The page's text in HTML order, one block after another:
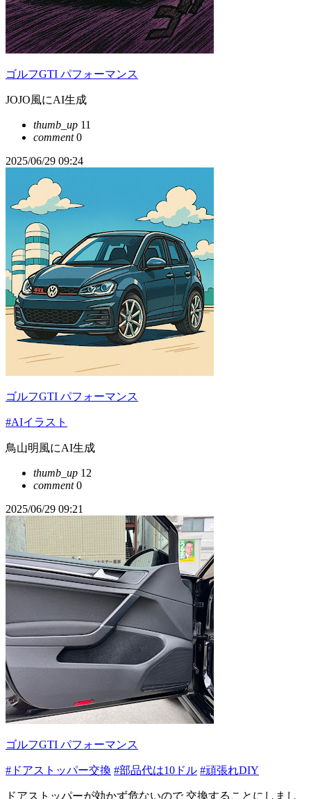
ゴルフGTI パフォーマンス
JOJO風にAI生成
thumb_up 11
comment0
2025/06/29 09:24
ゴルフGTI パフォーマンス
#AIイラスト
鳥山明風にAI生成
thumb_up 12
comment0
2025/06/29 09:21
ゴルフGTI パフォーマンス
#ドアストッパー交換 #部品代は10ドル #頑張れDIY
ドアストッパーが効かず危ないので 交換することにしまし